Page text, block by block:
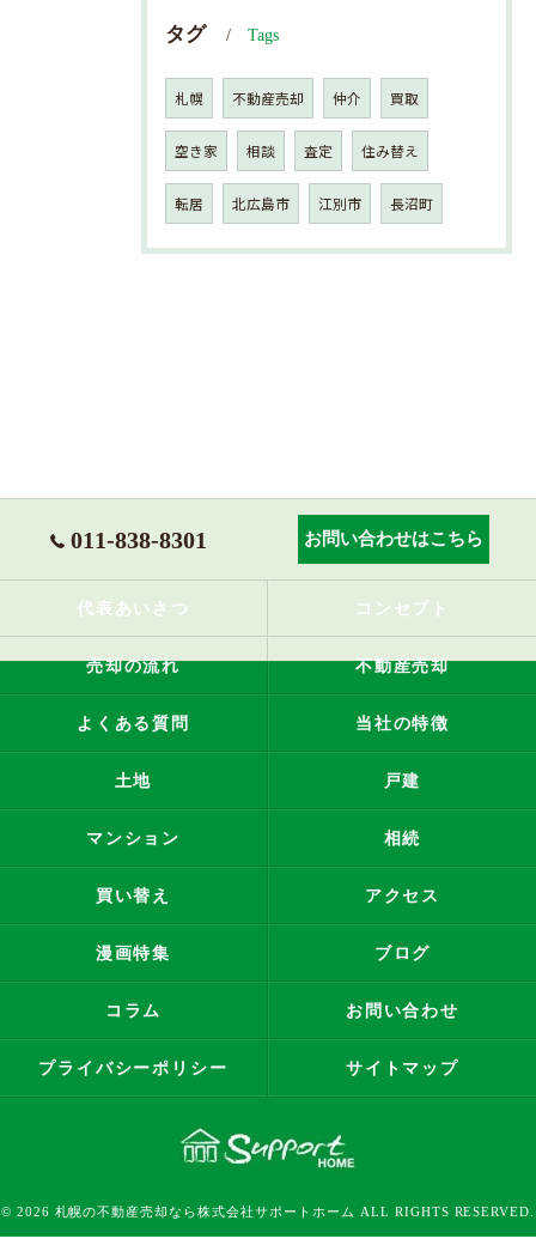
タグ Tags
札幌 不動産売却 仲介 買取
空き家 相談 査定 住み替え
転居 北広島市 江別市 長沼町
011-838-8301 お問い合わせはこちら
代表あいさつ コンセプト
売却の流れ 不動産売却
よくある質問 当社の特徴
土地 戸建
マンション 相続
買い替え アクセス
漫画特集 ブログ
コラム お問い合わせ
プライバシーポリシー サイトマップ
© 2026 札幌の不動産売却なら株式会社サポートホーム ALL RIGHTS RESERVED.